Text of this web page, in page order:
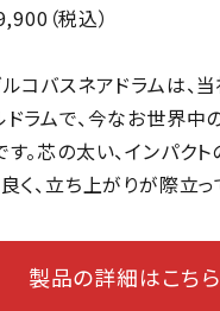
（税込）
コバスネアドラムは、
ラムで、今なお世界中
。芯の太い、インパク
く、立ち上がりが際立
製品の詳細はこちら